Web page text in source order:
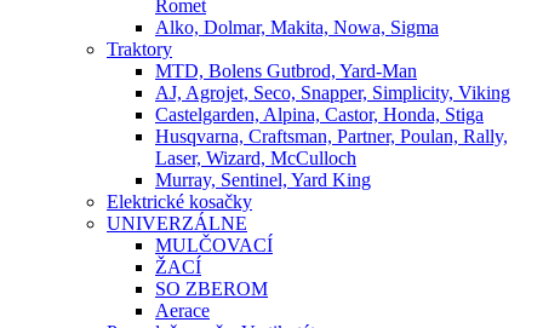
Romet
Alko, Dolmar, Makita, Nowa, Sigma
Traktory
MTD, Bolens Gutbrod, Yard-Man
AJ, Agrojet, Seco, Snapper, Simplicity, Viking
Castelgarden, Alpina, Castor, Honda, Stiga
Husqvarna, Craftsman, Partner, Poulan, Rally,
Laser, Wizard, McCulloch
Murray, Sentinel, Yard King
Elektrické kosačky
UNIVERZÁLNE
MULČOVACÍ
ŽACÍ
SO ZBEROM
Aerace